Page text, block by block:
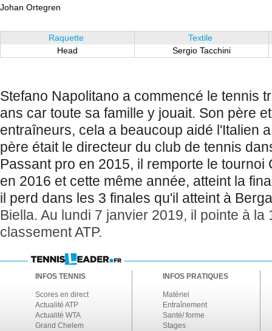
Johan Ortegren
Raquette
Head
Textile
Sergio Tacchini
Stefano Napolitano a commencé le tennis
ans car toute sa famille y jouait. Son père
entraîneurs, cela a beaucoup aidé l'Italien
père était le directeur du club de tennis
Passant pro en 2015, il remporte le tournoi
en 2016 et cette même année, atteint la
il perd dans les 3 finales qu'il atteint à
Biella. Au lundi 7 janvier 2019, il pointe à la
classement ATP.
INFOS TENNIS
Scores en direct
Actualité ATP
Actualité WTA
Grand Chelem
INFOS PRATIQUES
Matériel
Entraînement
Santé/ forme
Stages